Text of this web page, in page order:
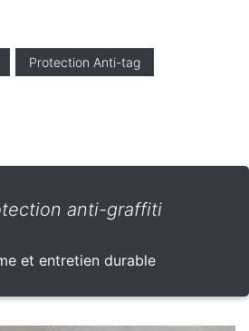
Protection Anti-tag
anti-graffiti
et entretien durable